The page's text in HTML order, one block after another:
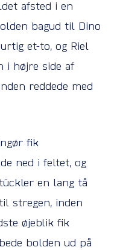
afsted i en
bagud til Dino
et-to, og Riel
i højre side af
reddede med
fik
ned i feltet, og
en lang tå
stregen, inden
øjeblik fik
bolden ud på